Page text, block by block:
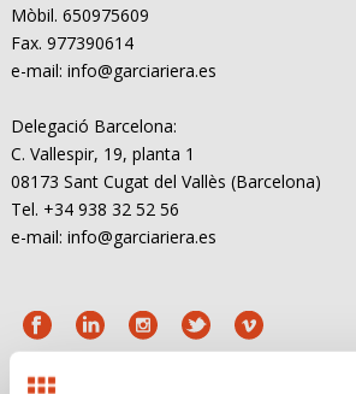
Mòbil. 650975609
Fax. 977390614
e-mail: info@garciariera.es
Delegació Barcelona:
C. Vallespir, 19, planta 1
08173 Sant Cugat del Vallès (Barcelona)
Tel. +34 938 32 52 56
e-mail: info@garciariera.es